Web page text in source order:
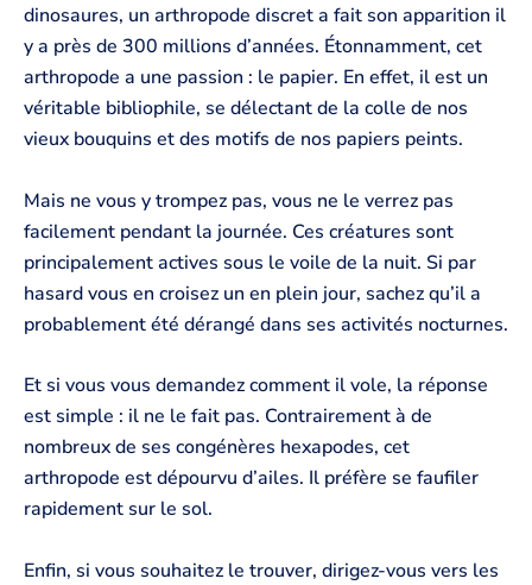
dinosaures, un arthropode discret a fait son apparition il
y a près de 300 millions d’années. Étonnamment, cet
arthropode a une passion : le papier. En effet, il est un
véritable bibliophile, se délectant de la colle de nos
vieux bouquins et des motifs de nos papiers peints.
Mais ne vous y trompez pas, vous ne le verrez pas
facilement pendant la journée. Ces créatures sont
principalement actives sous le voile de la nuit. Si par
hasard vous en croisez un en plein jour, sachez qu’il a
probablement été dérangé dans ses activités nocturnes.
Et si vous vous demandez comment il vole, la réponse
est simple : il ne le fait pas. Contrairement à de
nombreux de ses congénères hexapodes, cet
arthropode est dépourvu d’ailes. Il préfère se faufiler
rapidement sur le sol.
Enfin, si vous souhaitez le trouver, dirigez-vous vers les